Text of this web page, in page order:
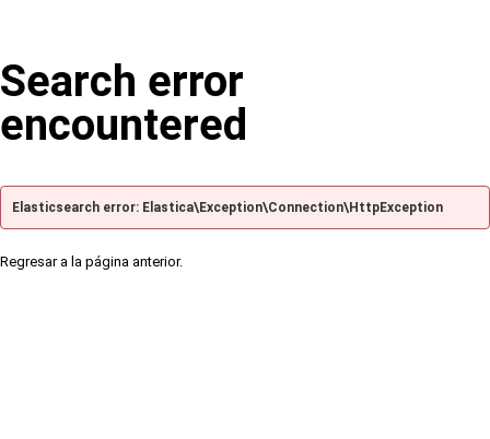
Search error
encountered
Elasticsearch error: Elastica\Exception\Connection\HttpException
Regresar a la página anterior.